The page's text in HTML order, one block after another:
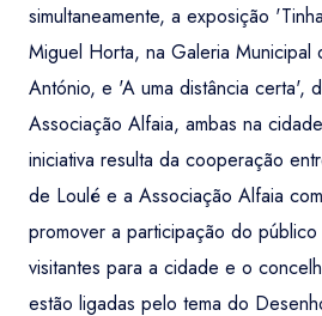
simultaneamente, a exposição
Miguel Horta, na Galeria Municipal
António, e 'A uma distância certa',
Associação Alfaia, ambas na
iniciativa resulta da cooperação
de Loulé e a Associação Alfaia
promover a participação do
visitantes para a cidade e o
estão ligadas pelo tema do